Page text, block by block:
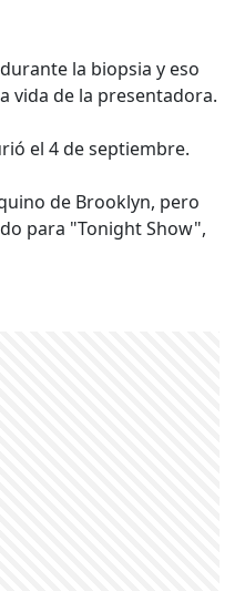
la biopsia y eso
vida de la presentadora.
el 4 de septiembre.
de Brooklyn, pero
para "Tonight Show",